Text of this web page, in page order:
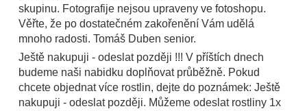
skupinu. Fotografije nejsou upraveny ve fotoshopu.
Věřte, že po dostatečném zakořenění Vám udělá
mnoho radosti. Tomáš Duben senior.
Ještě nakupuji - odeslat později !!! V příštích dnech
budeme naši nabidku doplňovat průběžně. Pokud
chcete objednat více rostlin, dejte do poznámek: Ještě
nakupuji - odeslat později. Můžeme odeslat rostliny 1x